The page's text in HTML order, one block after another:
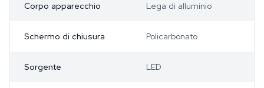
Corpo apparecchio Lega di alluminio
Schermo di chiusura Policarbonato
Sorgente LED